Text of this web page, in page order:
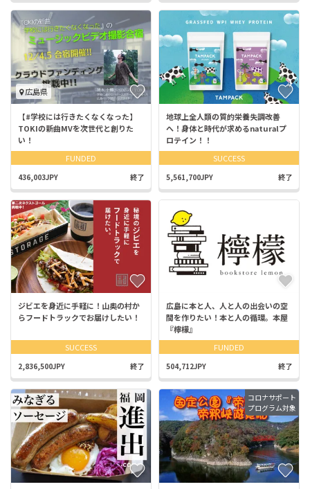
広島県
【#学校には行きたくなくなった】
TOKIの新曲MVを次世代と創りた
い！
FUNDED
436,003JPY 終了
地球上全人類の質的栄養失調改善
へ！身体と時代が求めるnaturalプ
ロテイン！！
SUCCESS
5,561,700JPY 終了
ジビエを身近に手軽に！山奥の村か
らフードトラックでお届けしたい！
SUCCESS
2,836,500JPY 終了
広島に本と人、人と人の出会いの空
間を作りたい！本と人の循環。本屋
『檸檬』
FUNDED
504,712JPY 終了
コロナサポート
プログラム対象